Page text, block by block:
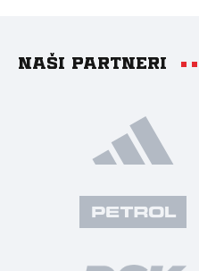
Naši partneri